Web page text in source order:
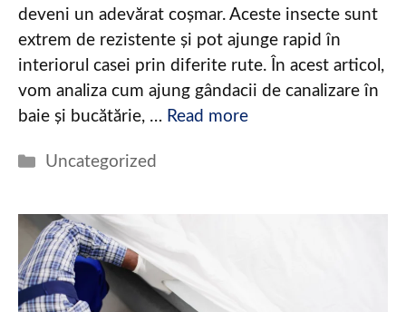
deveni un adevărat coșmar. Aceste insecte sunt
extrem de rezistente și pot ajunge rapid în
interiorul casei prin diferite rute. În acest articol,
vom analiza cum ajung gândacii de canalizare în
baie și bucătărie, … Read more
Categories
Uncategorized